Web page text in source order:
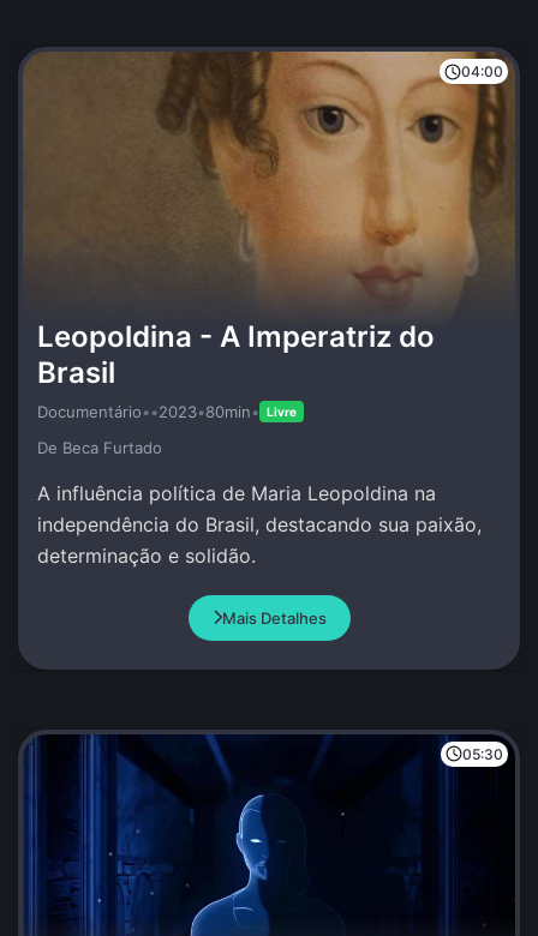
04:00
Leopoldina - A Imperatriz do
Brasil
Documentário••2023•80min• Livre
De Beca Furtado
A influência política de Maria Leopoldina na
independência do Brasil, destacando sua paixão,
determinação e solidão.
Mais Detalhes
05:30